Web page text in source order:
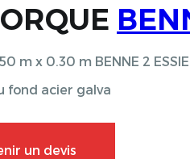
m x 0.30 m BENNE 2
fond acier galva
un devis